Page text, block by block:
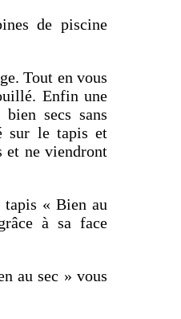
de piscine
Tout en vous
Enfin une
bien secs sans
sur le tapis et
et ne viendront
tapis « Bien au
à sa face
au sec » vous